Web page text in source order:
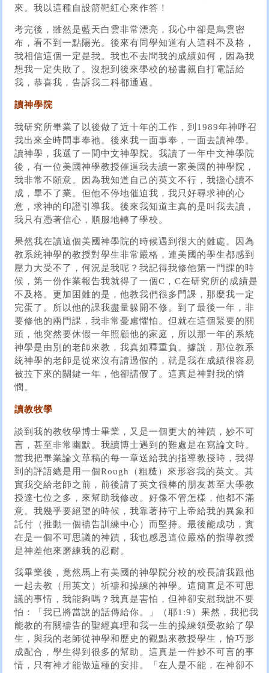
來。我以這種自設箭靶紅心來作答！
考完後，雖然是藍天白雲非常漂亮，我心中卻是烏雲密
布，看不到一點陽光。後來有同學知道有人這科不及格，
我相信這個一定是我。我也不去問我的成績如何，因為我
想我一定失敗了。沒想到後來學校的秘書親自打電話給
我，恭喜我，告訴我二科都通過。
讀神學院
我研究所畢業了以後做了近十年的工作，到1989年神呼召
我出來全時間事奉祂。後來我一面事奉，一面去讀神學。
讀神學，我選了一間中文神學院。我讀了一年中文神學院
後，有一位美國神學教授催逼我去讀一家美國的神學院，
我非常不願意。因為我知道自己的英文不行，我擔心讀不
成，畢不了業。但他不停地催迫我，我只好尋求神的心
意，求神的印證引導我。後來我知道主真的是叫我去讀，
我只有憑著信心，順服地轉了學校。
果然我在讀這個美國神學院的時候遇到很大的難處。因為
教系統神學的教授對學生非常嚴格，連美國的學生都感到
壓力大受不了，何況是我呢？我記得我修他第一門課的時
候，第一份作業報告我就得了一個C，C在研究所的成績是
不及格。更加困難的是，他教我們很多門課，那麼我一定
完蛋了。所以他的課我盡量躲開不修。到了最後一年，非
要修他的兩門課，我非常憂慮懼怕。但就在這個緊要的關
頭，他突然要休假一年照顧他的家庭，所以那一年的系統
神學是由別的老師來教，我真如釋重負。據說，那位教系
統神學的老師是從來沒有請過假的，就是我在成績很容易
被拉下來的關鍵一年，他卻請假了。這真是神對我的憐
憫。
讀教牧學
談到我的教牧學博士畢業，又是一個更大的神蹟，妙不可
言，甚至非常幽默。我讀博士遇到的難處是在寫論文時。
當我把畢業論文草稿的每一章送給我的指導教授時，我得
到的評語總是用一個Rough（粗糙）來形容我的英文。其
實我交給老師之前，前後請了英文很棒的朋友甚至大學教
授達七位之多，來幫助我修改。好像不管怎樣，他都不滿
意。我幾乎要絕望的時候，我靠著持守上帝給我的異象和
託付（推動一個禱告訓練中心）而堅持。最後能成功，實
在是一個不可思議的神蹟，我也感恩這位嚴格的指導教授
是神差他來磨練我的忍耐。
我畢業後，竟然馬上有美國的神學院分校的校長請我跟他
一起去教（用英文）祈禱和操練的神學。這簡直是不可思
議的事情，我能夠嗎？我真是害怕，但神卻安慰我說不要
怕：「我已將當說的話傳給你。」（耶1:9）果然，我把我
能教的有關禱告的聖經真理和我一生的操練領受教給了學
生，與我的老師從神學和歷史的觀點來教授學生，恰巧形
成配合，學生得到很多的幫助。這真是一件妙不可言的事
情，只有神才能做這種的安排。「在人是不能，在神卻不